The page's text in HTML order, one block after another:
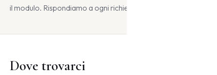
il modulo. Rispondiamo a ogni richiesta entro 24 ore.
Dove trovarci